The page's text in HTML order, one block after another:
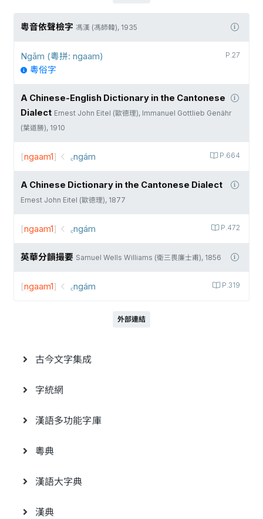
粵音依聲檢字 馮漢 (馮師韓), 1935
P.27
Ngām (粵拼: ngaam)
粵俗字
A Chinese-English Dictionary in the Cantonese
Dialect Ernest John Eitel (歐德理), Immanuel Gottlieb Genähr
(葉道勝), 1910
P.664
[ngaam1] ꜀ngám
A Chinese Dictionary in the Cantonese Dialect
Ernest John Eitel (歐德理), 1877
P.472
[ngaam1] ꜀ngám
英華分韻撮要 Samuel Wells Williams (衛三畏廉士甫), 1856
P.319
[ngaam1] ꜀ngám
外部連結
古今文字集成
字統網
漢語多功能字庫
粵典
漢語大字典
漢典